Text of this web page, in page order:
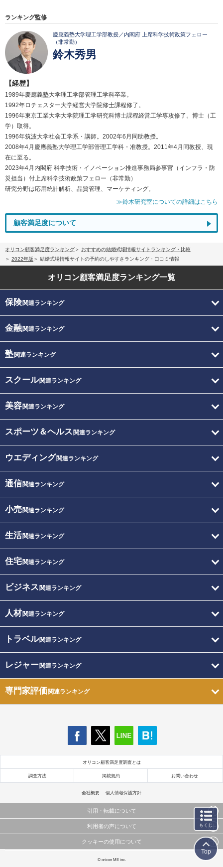
ランキング監修
慶應義塾大学理工学部教授／内閣府 上席科学技術政策フェロー
（非常勤）
鈴木秀男
【経歴】
1989年慶應義塾大学理工学部管理工学科卒業。
1992年ロチェスター大学経営大学院修士課程修了。
1996年東京工業大学大学院理工学研究科博士課程経営工学専攻修了。博士（工
学）取得。
1996年筑波大学社会工学系・講師。2002年6月同助教授。
2008年4月慶應義塾大学理工学部管理工学科・准教授。2011年4月同教授、現
在に至る。
2023年4月内閣府 科学技術・イノベーション推進事務局参事官（インフラ・防
災担当）付上席科学技術政策フェロー（非常勤）
研究分野は応用統計解析、品質管理、マーケティング。
≫鈴木研究室についての詳細はこちら
顧客満足度について
オリコン顧客満足度ランキング
おすすめの結婚式場情報サイトランキング・比較
2022年版
結婚式場情報サイトの予約のしやすさランキング・口コミ情報
オリコン顧客満足度ランキング一覧
保険関連ランキング
金融関連ランキング
塾関連ランキング
スクール関連ランキング
美容関連ランキング
スポーツ＆ヘルス 関連ランキング
ウエディング関連ランキング
通信関連ランキング
小売関連ランキング
生活関連ランキング
住宅関連ランキング
ビジネス 関連ランキング
人材関連ランキング
トラベル関連ランキング
レジャー関連ランキング
専門家評価関連ランキング
オリコン顧客満足度調査とは
調査方法 掲載規約 お問い合わせ
会社概要 個人情報保護方針
引用・転載について
当サイトで公開されている情報（文字、写真、イラスト、画像データ等）及びこれらの配置・
これらの情報を権利者の許可なく無断転載・複製などの二次利用を行うことは固く禁じており
利用者の声について
当サイトに掲載している内容はすべてサービスの利用者が提出された見解・感想です。
弊社の見解・ 意見ではないことをご理解いただいた上でご覧ください。
クッキーの使用について
このサイトでは Cookie を使用して、ユーザーに合わせたコンテンツや広告の表示、ソーシャル
© oricon ME inc.
もくじ
Top